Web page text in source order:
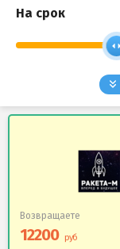
На срок
Возвращаете